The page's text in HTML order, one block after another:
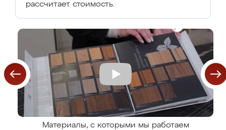
рассчитает стоимость.
Материалы, с которыми мы работаем